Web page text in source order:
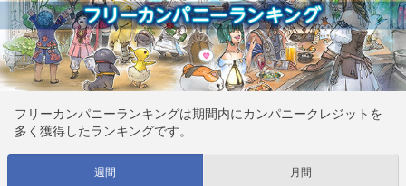
フリーカンパニーランキングは期間内にカンパニークレジットを
多く獲得したランキングです。
週間 月間